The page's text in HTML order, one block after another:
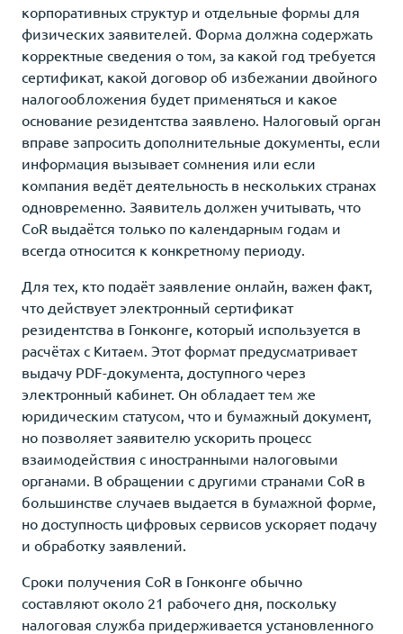
корпоративных структур и отдельные формы для
физических заявителей. Форма должна содержать
корректные сведения о том, за какой год требуется
сертификат, какой договор об избежании двойного
налогообложения будет применяться и какое
основание резидентства заявлено. Налоговый орган
вправе запросить дополнительные документы, если
информация вызывает сомнения или если
компания ведёт деятельность в нескольких странах
одновременно. Заявитель должен учитывать, что
CoR выдаётся только по календарным годам и
всегда относится к конкретному периоду.
Для тех, кто подаёт заявление онлайн, важен факт,
что действует электронный сертификат
резидентства в Гонконге, который используется в
расчётах с Китаем. Этот формат предусматривает
выдачу PDF-документа, доступного через
электронный кабинет. Он обладает тем же
юридическим статусом, что и бумажный документ,
но позволяет заявителю ускорить процесс
взаимодействия с иностранными налоговыми
органами. В обращении с другими странами CoR в
большинстве случаев выдается в бумажной форме,
но доступность цифровых сервисов ускоряет подачу
и обработку заявлений.
Сроки получения CoR в Гонконге обычно
составляют около 21 рабочего дня, поскольку
налоговая служба придерживается установленного